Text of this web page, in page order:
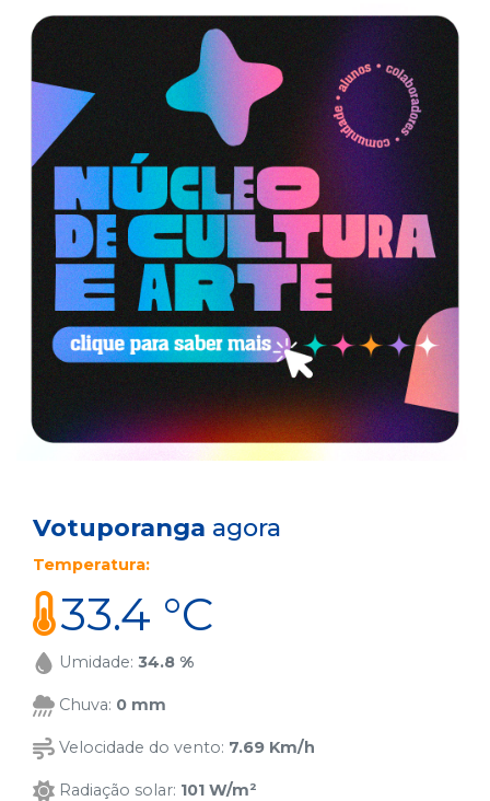
Votuporanga agora
Temperatura:
33.4 °C
Umidade: 34.8 %
Chuva: 0 mm
Velocidade do vento: 7.69 Km/h
Radiação solar: 101 W/m²